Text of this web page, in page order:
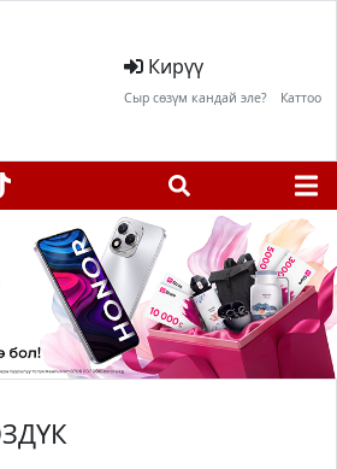
Кирүү
Сыр сөзүм кандай эле? Каттоо